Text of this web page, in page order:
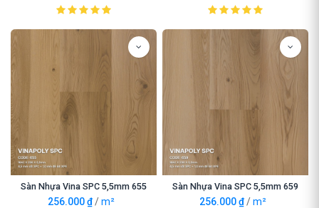
Sàn Nhựa Vina SPC 5,5mm 655
256.000₫ /m²
Sàn Nhựa Vina SPC 5,5mm 659
256.000₫ /m²